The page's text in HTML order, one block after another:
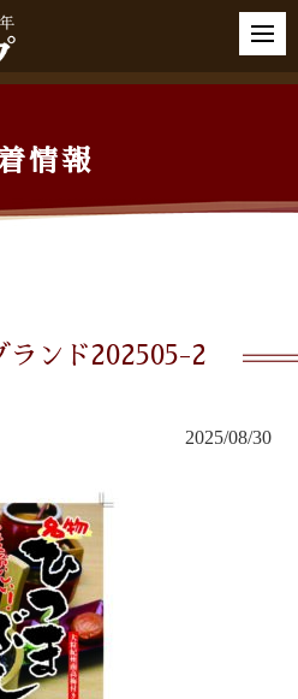
情報
ランド202505-2
2025/08/30